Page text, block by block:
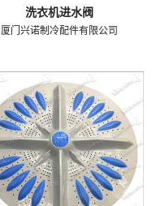
洗衣机进水阀
厦门兴诺制冷配件有限公司